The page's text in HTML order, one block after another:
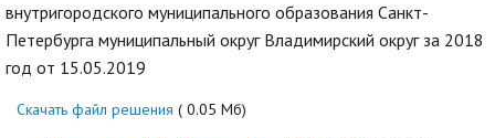
внутригородского муниципального образования Санкт-
Петербурга муниципальный округ Владимирский округ за 2018
год от 15.05.2019
Скачать файл решения ( 0.05 Мб)